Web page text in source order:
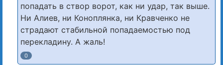
попадать в створ ворот, как ни удар, так выше.
Ни Алиев, ни Коноплянка, ни Кравченко не
страдают стабильной попадаемостью под
перекладину. А жаль!
0